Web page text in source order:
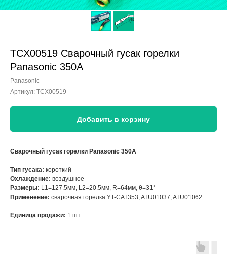
TCX00519 Сварочный гусак горелки
Panasonic 350A
Panasonic
Артикул: TCX00519
Добавить в корзину
Сварочный гусак горелки Panasonic 350А
Тип гусака: короткий
Охлаждение: воздушное
Размеры: L1=127.5мм, L2=20.5мм, R=64мм, θ=31°
Применение: сварочная горелка YT-CAT353, ATU01037, ATU01062
Единица продажи: 1 шт.